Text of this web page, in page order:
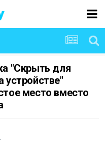
"Скрыть для
устройстве"
место вместо